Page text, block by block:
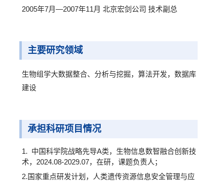
2005年7月—2007年11月 北京宏剑公司 技术副总
主要研究领域
生物组学大数据整合、分析与挖掘，算法开发，数据库
建设
承担科研项目情况
1. 中国科学院战略先导A类，生物信息数智融合创新技
术，2024.08-2029.07，在研，课题负责人；
2.国家重点研发计划，人类遗传资源信息安全管理与应